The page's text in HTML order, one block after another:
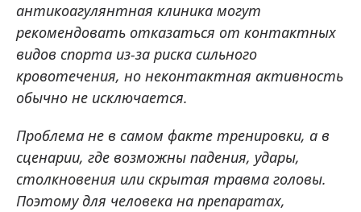
антикоагулянтная клиника могут
рекомендовать отказаться от контактных
видов спорта из-за риска сильного
кровотечения, но неконтактная активность
обычно не исключается.
Проблема не в самом факте тренировки, а в
сценарии, где возможны падения, удары,
столкновения или скрытая травма головы.
Поэтому для человека на препаратах,